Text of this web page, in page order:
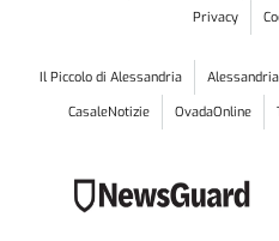
Privacy
Il Piccolo di Alessandria
CasaleNotizie
OvadaOnline